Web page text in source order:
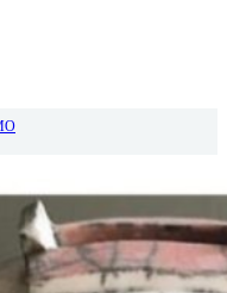
GUROVITZ